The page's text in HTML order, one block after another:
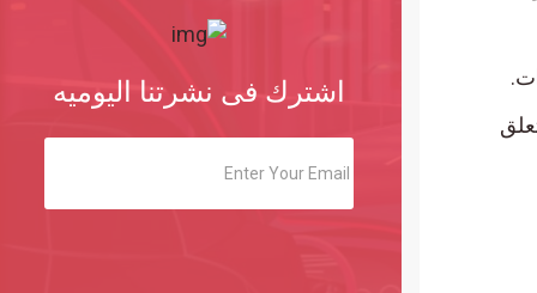
اشترك فى نشرتنا اليوميه